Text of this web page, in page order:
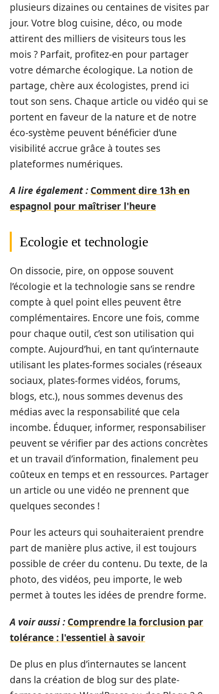
plusieurs dizaines ou centaines de visites par
jour. Votre blog cuisine, déco, ou mode
attirent des milliers de visiteurs tous les
mois ? Parfait, profitez-en pour partager
votre démarche écologique. La notion de
partage, chère aux écologistes, prend ici
tout son sens. Chaque article ou vidéo qui se
portent en faveur de la nature et de notre
éco-système peuvent bénéficier d’une
visibilité accrue grâce à toutes ses
plateformes numériques.
A lire également : Comment dire 13h en
espagnol pour maîtriser l'heure
Ecologie et technologie
On dissocie, pire, on oppose souvent
l’écologie et la technologie sans se rendre
compte à quel point elles peuvent être
complémentaires. Encore une fois, comme
pour chaque outil, c’est son utilisation qui
compte. Aujourd’hui, en tant qu’internaute
utilisant les plates-formes sociales (réseaux
sociaux, plates-formes vidéos, forums,
blogs, etc.), nous sommes devenus des
médias avec la responsabilité que cela
incombe. Éduquer, informer, responsabiliser
peuvent se vérifier par des actions concrètes
et un travail d’information, finalement peu
coûteux en temps et en ressources. Partager
un article ou une vidéo ne prennent que
quelques secondes !
Pour les acteurs qui souhaiteraient prendre
part de manière plus active, il est toujours
possible de créer du contenu. Du texte, de la
photo, des vidéos, peu importe, le web
permet à toutes les idées de prendre forme.
A voir aussi : Comprendre la forclusion par
tolérance : l'essentiel à savoir
De plus en plus d’internautes se lancent
dans la création de blog sur des plate-